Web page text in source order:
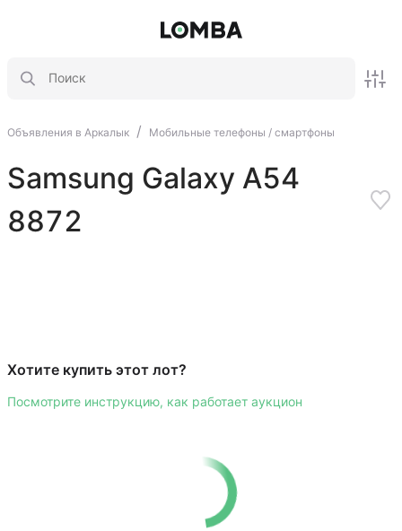
Объявления в Аркалык / Мобильные телефоны / смартфоны
Samsung Galaxy A54
8872
Хотите купить этот лот?
Посмотрите инструкцию, как работает аукцион